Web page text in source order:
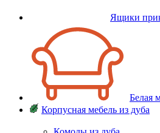
Ящики
Белая
Корпусная мебель из дуба